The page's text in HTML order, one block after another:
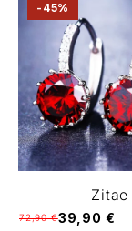
-45%
Zitae
72,90 €39,90 €